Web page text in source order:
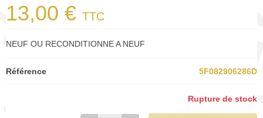
13,00 € TTC
NEUF OU RECONDITIONNE A NEUF
Référence 5F082906286D
Rupture de stock